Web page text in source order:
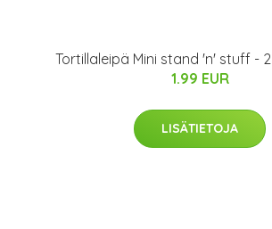
Tortillaleipä Mini stand 'n' stuff -
1.99 EUR
LISÄTIETOJA